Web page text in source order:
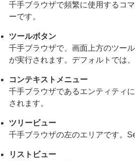
千手ブラウザで頻繁に使用するコ
ーです。
ツールボタン
千手ブラウザで、画面上方のツー
が実行されます。デフォルトでは
コンテキストメニュー
千手ブラウザであるエンティティ
されます。
ツリービュー
千手ブラウザの左のエリアです。
リストビュー